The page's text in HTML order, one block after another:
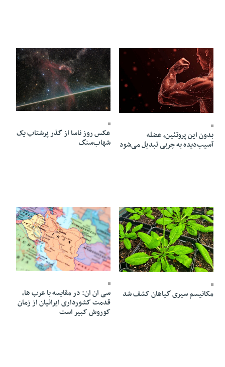
12 Mordad 1405 - 19:06
بدون این پروتئین، عضله
آسیب‌دیده به چربی تبدیل می‌شود
12 Mordad 1405 - 19:04
عکس روز ناسا از گذر پرشتاب یک
شهاب‌سنگ
12 Mordad 1405 - 19:03
مکانیسم سیری گیاهان کشف شد
09 Mordad 1405 - 11:27
سی ان ان: در مقایسه با عرب ها،
قدمت کشورداری ایرانیان از زمان
کوروش کبیر است